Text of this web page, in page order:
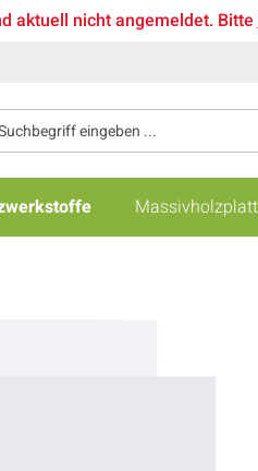
aktuell nicht angemeldet. Bitte